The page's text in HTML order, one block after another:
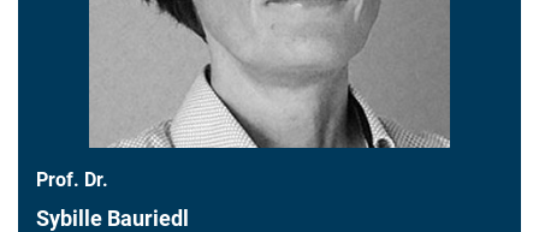
Prof. Dr.
Sybille Bauriedl